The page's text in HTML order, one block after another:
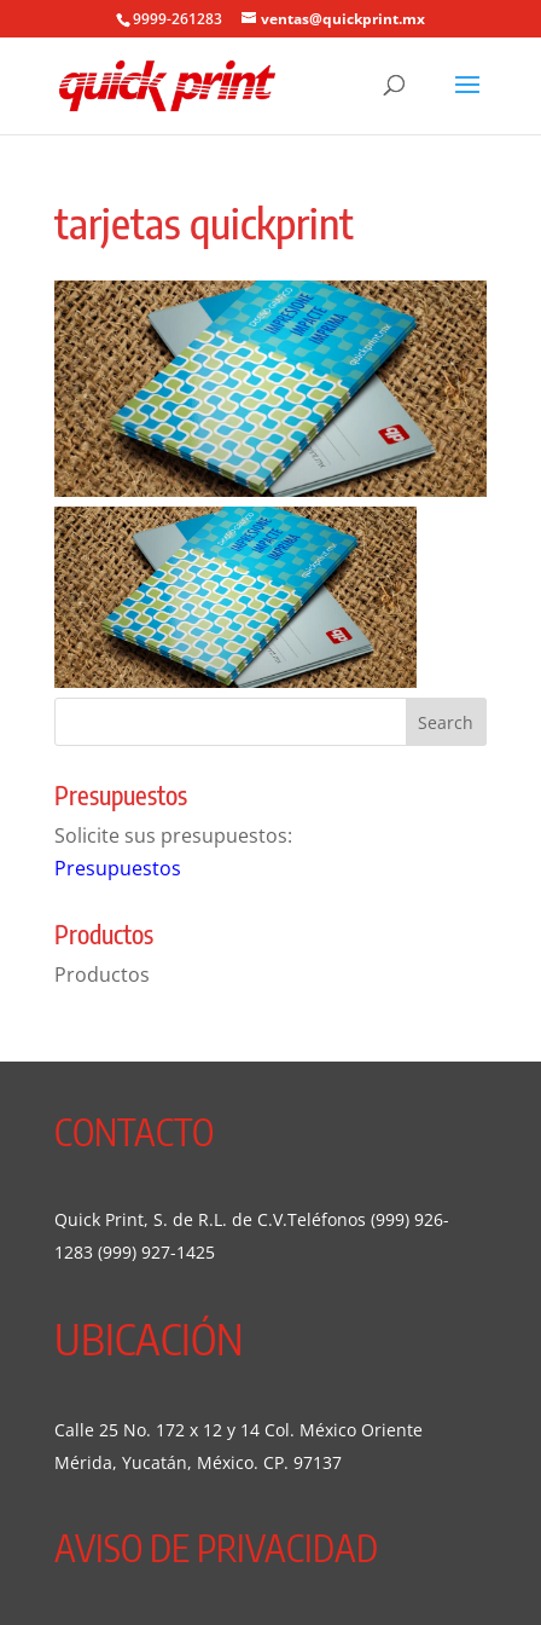
9999-261283 ventas@quickprint.mx
tarjetas quickprint
Presupuestos
Solicite sus presupuestos:
Presupuestos
Productos
Productos
CONTACTO
Quick Print, S. de R.L. de C.V.Teléfonos (999) 926-
1283 (999) 927-1425
UBICACIÓN
Calle 25 No. 172 x 12 y 14 Col. México Oriente
Mérida, Yucatán, México. CP. 97137
AVISO DE PRIVACIDAD